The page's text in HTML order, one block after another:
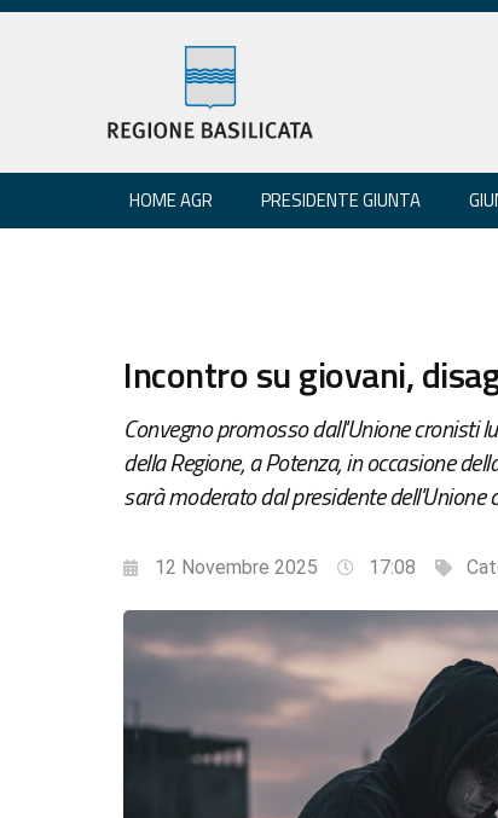
HOME AGR PRESIDENTE GIUNTA
Incontro su giovani,
Convegno promosso dall'Unione cronisti
della Regione, a Potenza, in occasione
sarà moderato dal presidente dell'Unione
12 Novembre 2025 17:08